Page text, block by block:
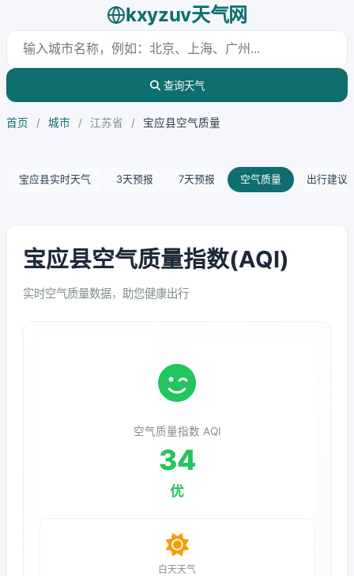
kxyzuv天气网
查询天气
首页 / 城市 / 江苏省 / 宝应县空气质量
宝应县实时天气 3天预报 7天预报 空气质量 出行建议
宝应县空气质量指数(AQI)
实时空气质量数据，助您健康出行
空气质量指数 AQI
34
优
白天天气